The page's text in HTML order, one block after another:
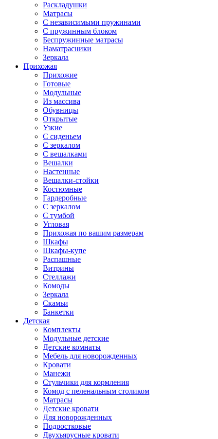
Раскладушки
Матрасы
С независимыми пружинами
С пружинным блоком
Беспружинные матрасы
Наматрасники
Зеркала
Прихожая
Прихожие
Готовые
Модульные
Из массива
Обувницы
Открытые
Узкие
С сиденьем
С зеркалом
С вешалками
Вешалки
Настенные
Вешалки-стойки
Костюмные
Гардеробные
С зеркалом
С тумбой
Угловая
Прихожая по вашим размерам
Шкафы
Шкафы-купе
Распашные
Витрины
Стеллажи
Комоды
Зеркала
Скамьи
Банкетки
Детская
Комплекты
Модульные детские
Детские комнаты
Мебель для новорожденных
Кровати
Манежи
Стульчики для кормления
Комод с пеленальным столиком
Матрасы
Детские кровати
Для новорожденных
Подростковые
Двухъярусные кровати